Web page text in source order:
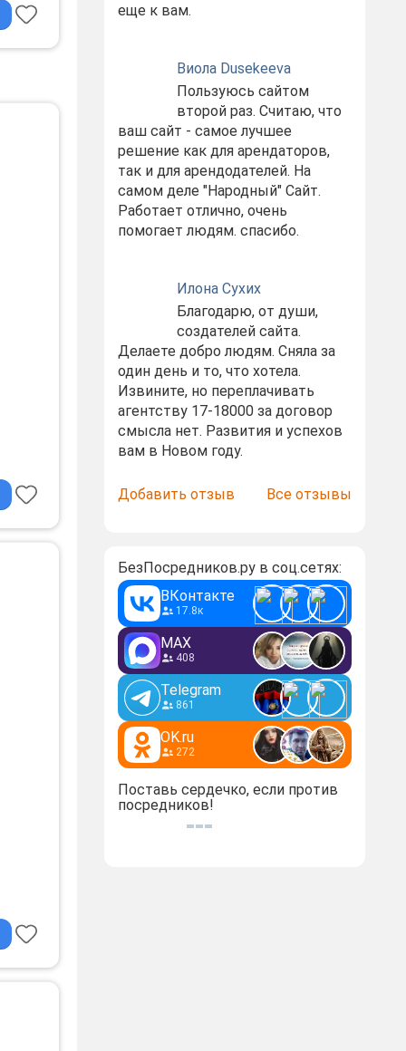
еще к вам.
Виола Dusekeeva
Пользуюсь сайтом
второй раз. Считаю, что
ваш сайт - самое лучшее
решение как для арендаторов,
так и для арендодателей. На
самом деле "Народный" Сайт.
Работает отлично, очень
помогает людям. спасибо.
Илона Сухих
Благодарю, от души,
создателей сайта.
Делаете добро людям. Сняла за
один день и то, что хотела.
Извините, но переплачивать
агентству 17-18000 за договор
смысла нет. Развития и успехов
вам в Новом году.
Добавить отзыв Все отзывы
БезПосредников.ру в соц.сетях:
ВКонтакте
17.8к
MAX
408
Telegram
861
OK.ru
272
Поставь сердечко, если против
посредников!